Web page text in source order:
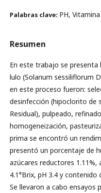
Palabras clave: PH,
Resumen
En este trabajo se presenta
lulo (Solanum sessiliflorum
en este proceso fueron:
desinfección (hipoclorito de
Residual), pulpeado,
homogeneización,
prima se encontró un
presentó un porcentaje de
azúcares reductores 1.11%,
4.1°Brix, pH 3.4 y
Se llevaron a cabo ensayos